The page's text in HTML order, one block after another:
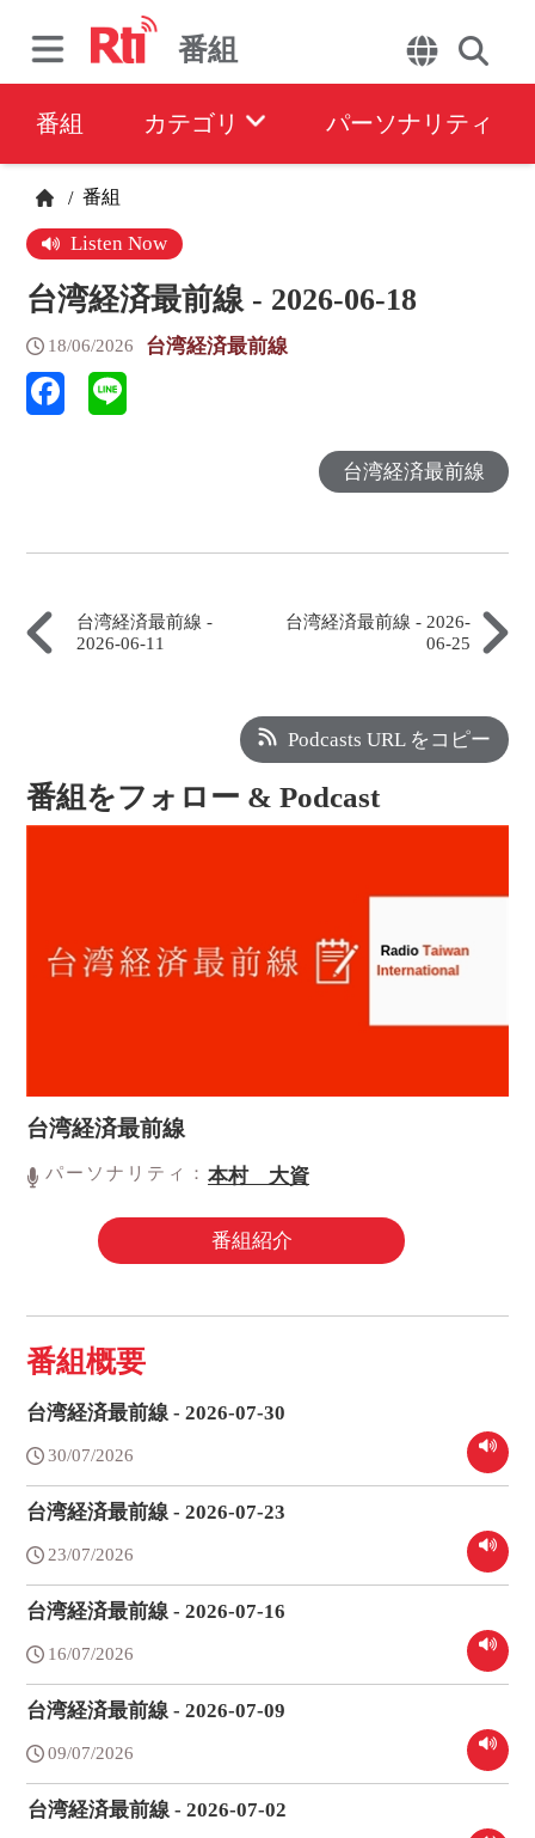
番組
番組 カテゴリ パーソナリティ
/ 番組
Listen Now
台湾経済最前線 - 2026-06-18
18/06/2026 台湾経済最前線
台湾経済最前線
台湾経済最前線 -
2026-06-11
台湾経済最前線 - 2026-
06-25
Podcasts URL をコピー
番組をフォロー & Podcast
台湾経済最前線
パーソナリティ：本村 大資
番組紹介
番組概要
台湾経済最前線 - 2026-07-30
30/07/2026
台湾経済最前線 - 2026-07-23
23/07/2026
台湾経済最前線 - 2026-07-16
16/07/2026
台湾経済最前線 - 2026-07-09
09/07/2026
台湾経済最前線 - 2026-07-02